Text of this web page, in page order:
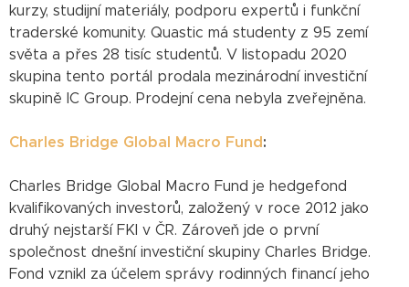
kurzy, studijní materiály, podporu expertů i funkční
traderské komunity. Quastic má studenty z 95 zemí
světa a přes 28 tisíc studentů. V listopadu 2020
skupina tento portál prodala mezinárodní investiční
skupině IC Group. Prodejní cena nebyla zveřejněna.
Charles Bridge Global Macro Fund :
Charles Bridge Global Macro Fund je hedgefond
kvalifikovaných investorů, založený v roce 2012 jako
druhý nejstarší FKI v ČR. Zároveň jde o první
společnost dnešní investiční skupiny Charles Bridge.
Fond vznikl za účelem správy rodinných financí jeho